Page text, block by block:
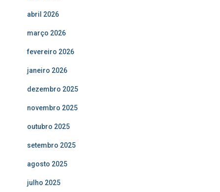
abril 2026
março 2026
fevereiro 2026
janeiro 2026
dezembro 2025
novembro 2025
outubro 2025
setembro 2025
agosto 2025
julho 2025